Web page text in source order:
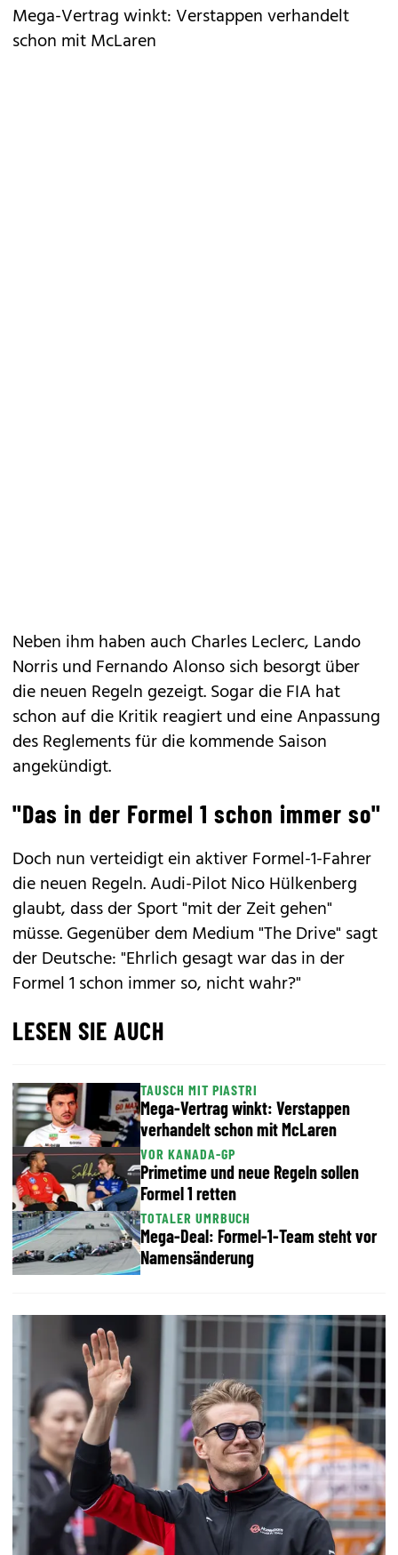
Mega-Vertrag winkt: Verstappen verhandelt
schon mit McLaren
Neben ihm haben auch Charles Leclerc, Lando
Norris und Fernando Alonso sich besorgt über
die neuen Regeln gezeigt. Sogar die FIA hat
schon auf die Kritik reagiert und eine Anpassung
des Reglements für die kommende Saison
angekündigt.
"Das in der Formel 1 schon immer so"
Doch nun verteidigt ein aktiver Formel-1-Fahrer
die neuen Regeln. Audi-Pilot Nico Hülkenberg
glaubt, dass der Sport "mit der Zeit gehen"
müsse. Gegenüber dem Medium "The Drive" sagt
der Deutsche: "Ehrlich gesagt war das in der
Formel 1 schon immer so, nicht wahr?"
LESEN SIE AUCH
TAUSCH MIT PIASTRI
Mega-Vertrag winkt: Verstappen
verhandelt schon mit McLaren
VOR KANADA-GP
Primetime und neue Regeln sollen
Formel 1 retten
TOTALER UMRBUCH
Mega-Deal: Formel-1-Team steht vor
Namensänderung